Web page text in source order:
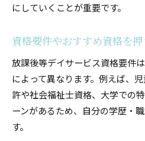
放課後等デイサービ
配置基準や加算制度のポ
放課後等デイサービ
く解説
資格加算制度の仕組
教員免許や国家資格
にしていくことが重要です。
資格要件やおすすめ資格を
放課後等デイサービス資格要件
によって異なります。例えば、
許や社会福祉士資格、大学での
ーンがあるため、自分の学歴・
す。